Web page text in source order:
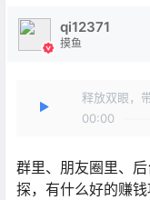
qi12371
摸鱼
释放双眼，
00:00
群里、朋友圈里、
探，有什么好的赚